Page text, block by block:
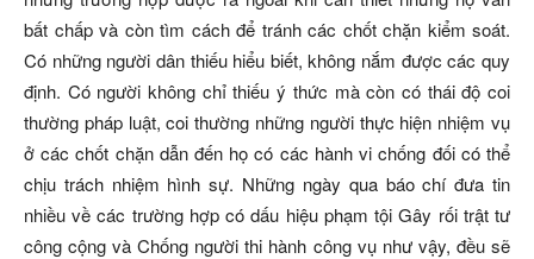
bất chấp và còn tìm cách để tránh các chốt chặn kiểm soát.
Có những người dân thiếu hiểu biết, không nắm được các quy
định. Có người không chỉ thiếu ý thức mà còn có thái độ coi
thường pháp luật, coi thường những người thực hiện nhiệm vụ
ở các chốt chặn dẫn đến họ có các hành vi chống đối có thể
chịu trách nhiệm hình sự. Những ngày qua báo chí đưa tin
nhiều về các trường hợp có dấu hiệu phạm tội Gây rối trật tư
công cộng và Chống người thi hành công vụ như vậy, đều sẽ